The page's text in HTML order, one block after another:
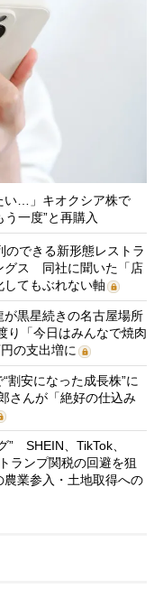
い…」キオクシア株で
一度”と再購入
のできる新形態レストラ
グス 同社に聞いた「店
てもぶれない軸
が黒星続きの名古屋場所
り「今日はみんなで焼肉
の支出増に
割安になった成長株”に
さんが「絶好の仕込み
” SHEIN、TikTok、
ランプ関税の回避を狙
業参入・土地取得への